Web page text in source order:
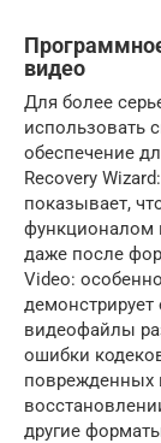
видео
Для более
использовать
обеспечение
Recovery
показывает,
функционалом
даже после
Video:
демонстрирует
видеофайлы
ошибки
поврежденных
другие